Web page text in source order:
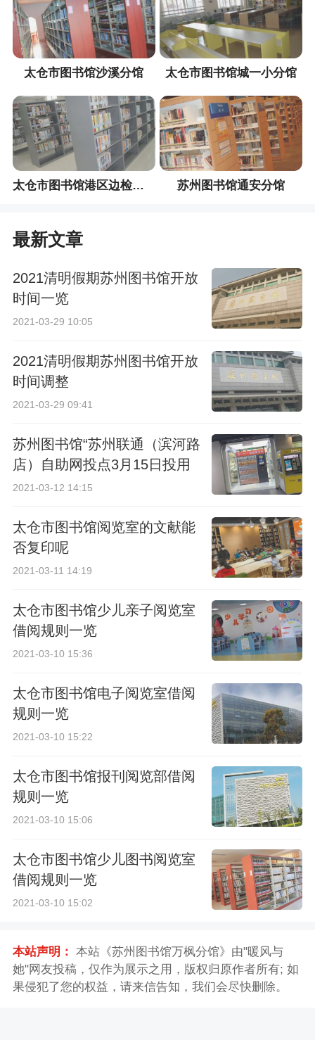
太仓市图书馆沙溪分馆 太仓市图书馆城一小分馆
太仓市图书馆港区边检分馆 苏州图书馆通安分馆
最新文章
2021清明假期苏州图书馆开放
时间一览
2021-03-29 10:05
2021清明假期苏州图书馆开放
时间调整
2021-03-29 09:41
苏州图书馆“苏州联通（滨河路
店）自助网投点3月15日投用
2021-03-12 14:15
太仓市图书馆阅览室的文献能
否复印呢
2021-03-11 14:19
太仓市图书馆少儿亲子阅览室
借阅规则一览
2021-03-10 15:36
太仓市图书馆电子阅览室借阅
规则一览
2021-03-10 15:22
太仓市图书馆报刊阅览部借阅
规则一览
2021-03-10 15:06
太仓市图书馆少儿图书阅览室
借阅规则一览
2021-03-10 15:02
本站声明： 本站《苏州图书馆万枫分馆》由"暖风与
她"网友投稿，仅作为展示之用，版权归原作者所有; 如
果侵犯了您的权益，请来信告知，我们会尽快删除。